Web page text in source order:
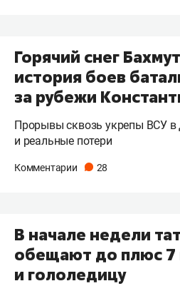
Горячий снег
история боев
за рубежи
Прорывы сквозь укрепы ВСУ в
и реальные потери
Комментарии 28
В начале недели
обещают до плюс 7
и гололедицу